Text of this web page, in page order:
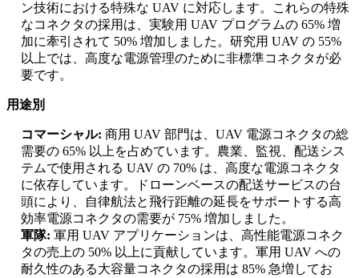
ン技術における特殊な UAV に対応します。これらの特殊
なコネクタの採用は、実験用 UAV プログラムの 65% 増
加に牽引されて 50% 増加しました。研究用 UAV の 55%
以上では、高度な電源管理のために非標準コネクタが必
要です。
用途別
コマーシャル: 商用 UAV 部門は、UAV 電源コネクタの総
需要の 65% 以上を占めています。農業、監視、配送シス
テムで使用される UAV の 70% は、高度な電源コネクタ
に依存しています。ドローンベースの配送サービスの台
頭により、自律航法と飛行距離の延長をサポートする高
効率電源コネクタの需要が 75% 増加しました。
軍隊: 軍用 UAV アプリケーションは、高性能電源コネク
タの売上の 50% 以上に貢献しています。軍用 UAV への
耐久性のある大容量コネクタの採用は 85% 急増してお